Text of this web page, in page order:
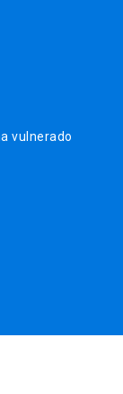
vulnerado